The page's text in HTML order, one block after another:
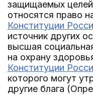
защищаемых
относятся право
Конституции
источник других
высшая
на охрану
Конституции
которого могут
другие блага